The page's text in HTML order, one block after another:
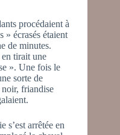
procédaient à
» écrasés étaient
de minutes.
tirait une
». Une fois le
sorte de
friandise
arrêtée en